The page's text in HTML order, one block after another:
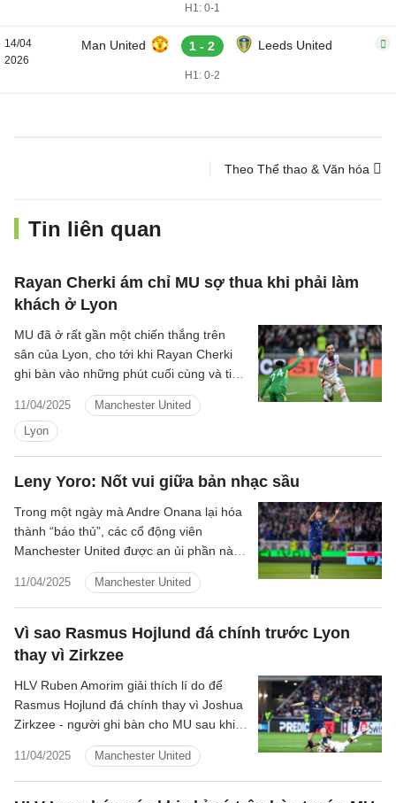
H1: 0-1
14/04
2026
Man United 1 - 2 Leeds United
H1: 0-2
Theo Thể thao & Văn hóa
Tin liên quan
Rayan Cherki ám chỉ MU sợ thua khi phải làm
khách ở Lyon
11/04/2025
Manchester United
Lyon
MU đã ở rất gần một chiến thắng trên
sân của Lyon, cho tới khi Rayan Cherki
ghi bàn vào những phút cuối cùng và tiền
vệ người Pháp khẳng định Lyon không hề
sợ MU.
Leny Yoro: Nốt vui giữa bản nhạc sầu
11/04/2025 Manchester United
Trong một ngày mà Andre Onana lại hóa
thành “báo thủ”, các cổ động viên
Manchester United được an ủi phần nào
với màn trình diễn của Leny Yoro - một
trong số ít điểm sáng trước Olympique
Lyon tại tứ kết lượt đi Europa League
2024/25.
Vì sao Rasmus Hojlund đá chính trước Lyon
thay vì Zirkzee
11/04/2025 Manchester United
HLV Ruben Amorim giải thích lí do để
Rasmus Hojlund đá chính thay vì Joshua
Zirkzee - người ghi bàn cho MU sau khi
vào sân thay người.